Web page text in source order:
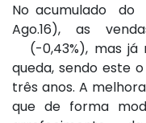
No acumulado do
Ago.16), as
(-0,43%), mas já
queda, sendo este
três anos. A
que de forma